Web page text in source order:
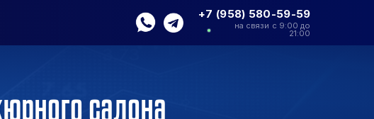
+7 (958) 580-59-59
на связи с 9:00 до
21:00
салона